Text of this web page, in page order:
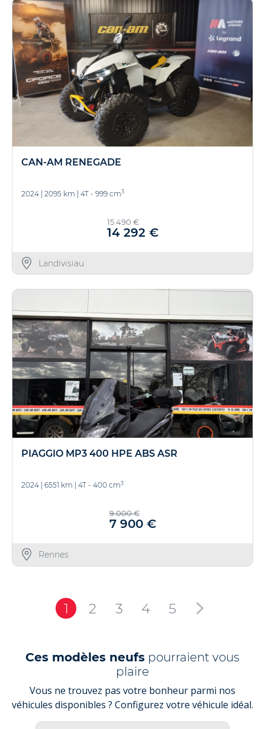
CAN-AM RENEGADE
2024 | 2095 km | 4T - 999 cm3
15 490 €
14 292 €
Landivisiau
PIAGGIO MP3 400 HPE ABS ASR
2024 6551 km 4T - 400 cm3
9 000 €
7 900 €
Rennes
1 2 3 4 5
Ces modèles neufs pourraient vous
plaire
Vous ne trouvez pas votre bonheur parmi nos
véhicules disponibles ? Configurez votre véhicule idéal.